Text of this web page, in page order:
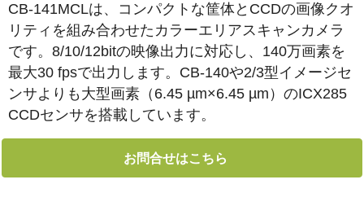
CB-141MCLは、コンパクトな筐体とCCDの画像クオ
リティを組み合わせたカラーエリアスキャンカメラ
です。8/10/12bitの映像出力に対応し、140万画素を
最大30 fpsで出力します。CB-140や2/3型イメージセ
ンサよりも大型画素（6.45 µm×6.45 µm）のICX285
CCDセンサを搭載しています。
お問合せはこちら